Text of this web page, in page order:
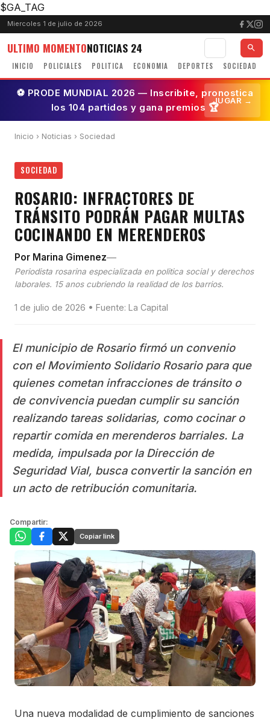
$GA_TAG
Miercoles 1 de julio de 2026
ULTIMO MOMENTONOTICIAS 24
INICIO POLICIALES POLITICA ECONOMIA DEPORTES SOCIEDAD
⚽ PRODE MUNDIAL 2026 — Inscribite, pronostica
los 104 partidos y gana premios 🏆
JUGAR →
Inicio › Noticias › Sociedad
SOCIEDAD
ROSARIO: INFRACTORES DE
TRÁNSITO PODRÁN PAGAR MULTAS
COCINANDO EN MERENDEROS
Por Marina Gimenez—
Periodista rosarina especializada en politica social y derechos
laborales. 15 anos cubriendo la realidad de los barrios.
1 de julio de 2026 • Fuente: La Capital
El municipio de Rosario firmó un convenio
con el Movimiento Solidario Rosario para que
quienes cometan infracciones de tránsito o
de convivencia puedan cumplir su sanción
realizando tareas solidarias, como cocinar o
repartir comida en merenderos barriales. La
medida, impulsada por la Dirección de
Seguridad Vial, busca convertir la sanción en
un acto de retribución comunitaria.
Compartir:
Copiar link
Una nueva modalidad de cumplimiento de sanciones